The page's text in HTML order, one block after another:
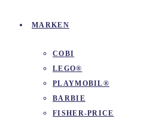
MARKEN
COBI
LEGO®
PLAYMOBIL®
BARBIE
FISHER-PRICE